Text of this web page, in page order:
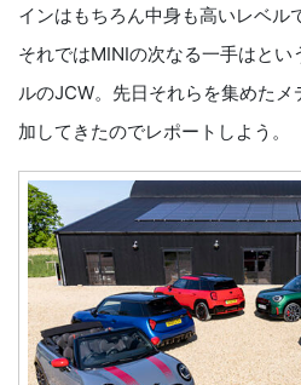
インはもちろん中身も高いレベル
それではMINIの次なる一手はと
ルのJCW。先日それらを集めた
加してきたのでレポートしよう。